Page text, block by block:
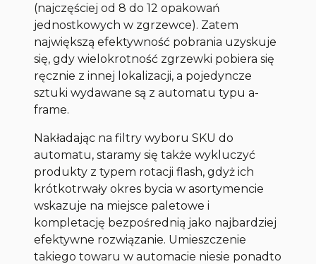
(najczęściej od 8 do 12 opakowań
jednostkowych w zgrzewce). Zatem
największą efektywność pobrania uzyskuje
się, gdy wielokrotność zgrzewki pobiera się
ręcznie z innej lokalizacji, a pojedyncze
sztuki wydawane są z automatu typua-
frame.
Nakładając na filtry wyboru SKU do
automatu, staramy się także wykluczyć
produkty z typem rotacjiflash, gdyż ich
krótkotrwały okres bycia w asortymencie
wskazuje na miejsce paletowe i
kompletację bezpośrednią jako najbardziej
efektywne rozwiązanie. Umieszczenie
takiego towaru w automacie niesie ponadto